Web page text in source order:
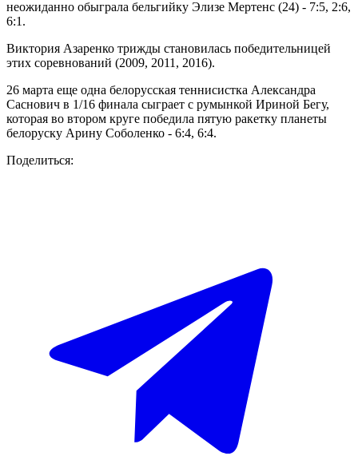
неожиданно обыграла бельгийку Элизе Мертенс (24) - 7:5, 2:6,
6:1.
Виктория Азаренко трижды становилась победительницей
этих соревнований (2009, 2011, 2016).
26 марта еще одна белорусская теннисистка Александра
Саснович в 1/16 финала сыграет с румынкой Ириной Бегу,
которая во втором круге победила пятую ракетку планеты
белоруску Арину Соболенко - 6:4, 6:4.
Поделиться: